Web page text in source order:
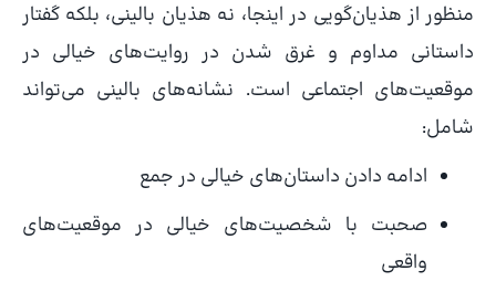
منظور از هذیان‌گویی در اینجا، نه هذیان بالینی، بلکه گفتار
داستانی مداوم و غرق شدن در روایت‌های خیالی در
موقعیت‌های اجتماعی است. نشانه‌های بالینی می‌تواند
شامل:
ادامه دادن داستان‌های خیالی در جمع
صحبت با شخصیت‌های خیالی در موقعیت‌های
واقعی